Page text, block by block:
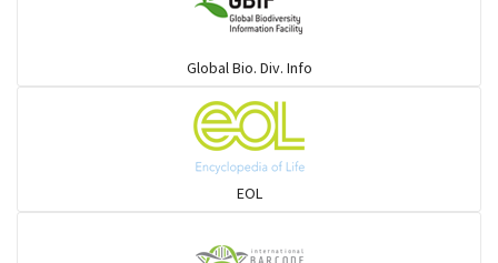
Global Bio. Div. Info
EOL